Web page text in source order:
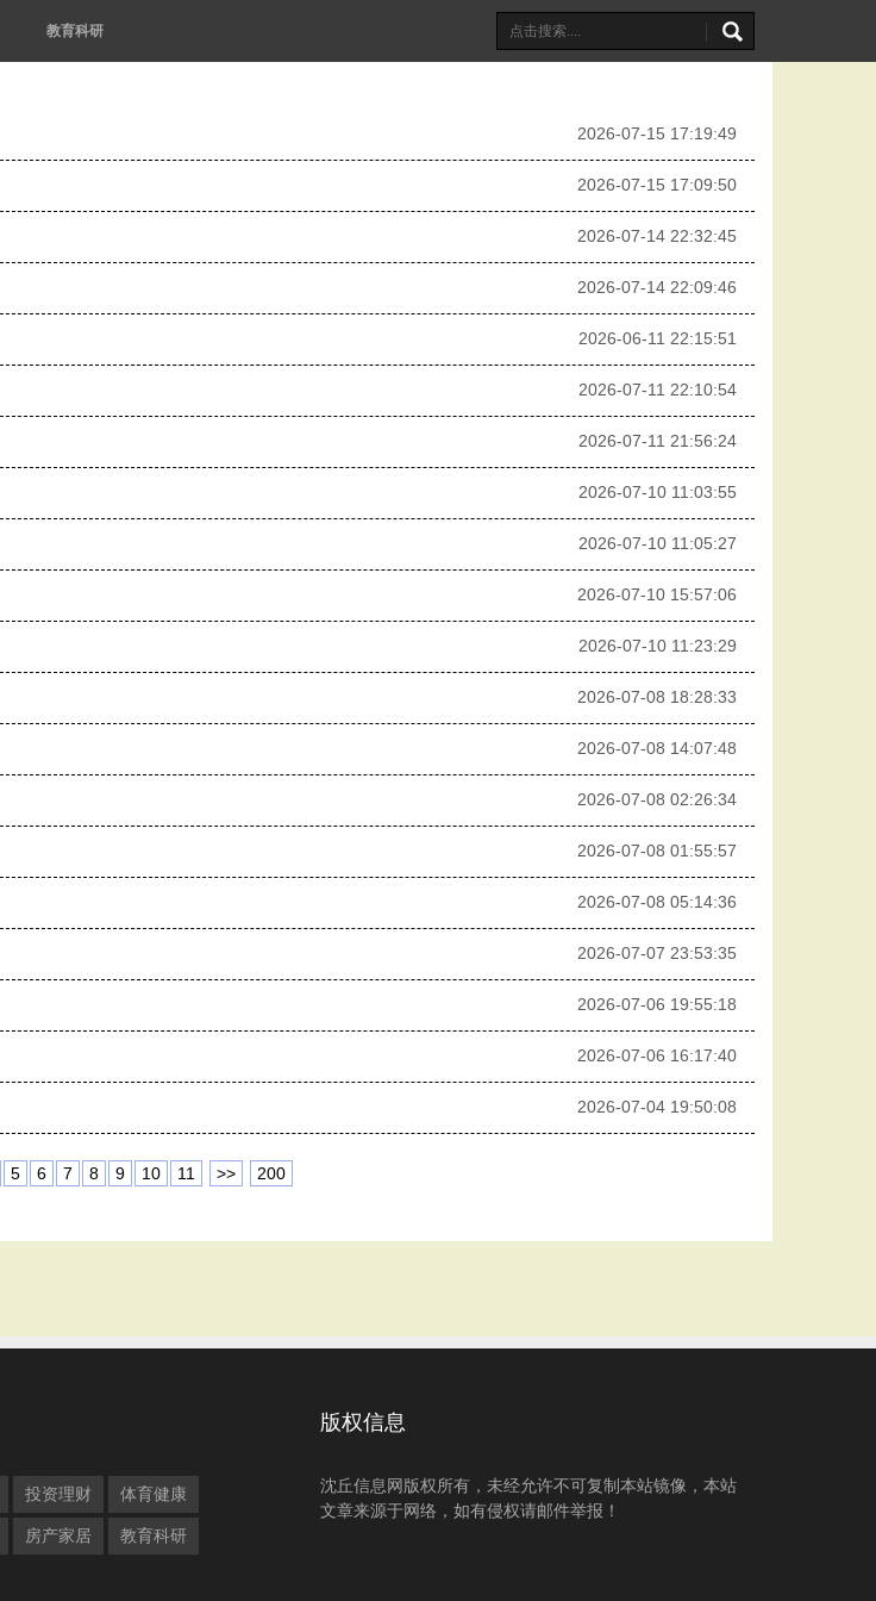
教育科研
2026-07-15 17:19:49
2026-07-15 17:09:50
2026-07-14 22:32:45
2026-07-14 22:09:46
2026-06-11 22:15:51
2026-07-11 22:10:54
2026-07-11 21:56:24
2026-07-10 11:03:55
2026-07-10 11:05:27
2026-07-10 15:57:06
2026-07-10 11:23:29
2026-07-08 18:28:33
2026-07-08 14:07:48
2026-07-08 02:26:34
2026-07-08 01:55:57
2026-07-08 05:14:36
2026-07-07 23:53:35
2026-07-06 19:55:18
2026-07-06 16:17:40
2026-07-04 19:50:08
5 6 7 8 9 10 11 >> 200
投资理财 体育健康
房产家居 教育科研
版权信息
沈丘信息网版权所有，未经允许不可复制本站镜像，本站
文章来源于网络，如有侵权请邮件举报！